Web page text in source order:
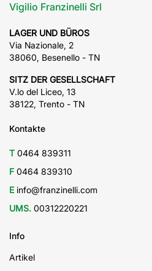
Vigilio Franzinelli Srl
LAGER UND BÜROS
Via Nazionale, 2
38060, Besenello - TN
SITZ DER GESELLSCHAFT
V.lo del Liceo, 13
38122, Trento - TN
Kontakte
T 0464 839311
F 0464 839310
E info@franzinelli.com
UMS. 00312220221
Info
Artikel